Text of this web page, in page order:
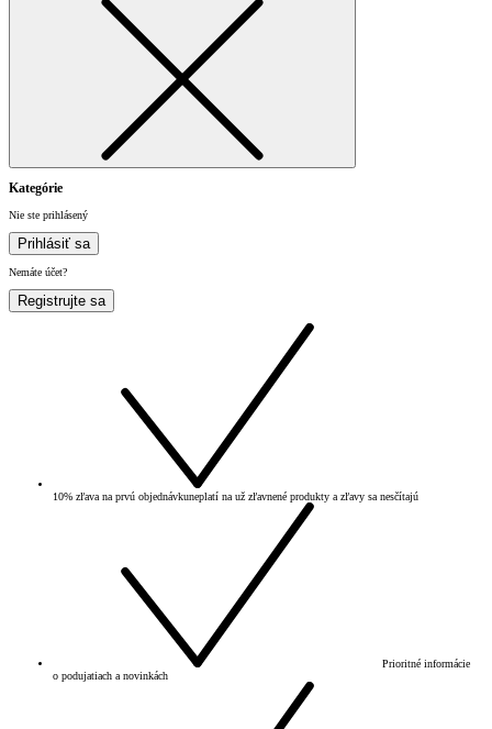
Kategórie
Nie ste prihlásený
Prihlásiť sa
Nemáte účet?
Registrujte sa
10% zľava na prvú objednávkuneplatí na už zľavnené produkty a zľavy sa nesčítajú
Prioritné informácie
o podujatiach a novinkách